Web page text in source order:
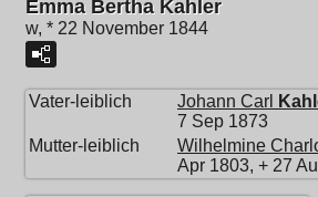
Emma Bertha Kahler
w, * 22 November 1844
Vater-leiblich Johann Carl
7 Sep 1873
Mutter-leiblich
Wilhelmine
Apr 1803, + 27